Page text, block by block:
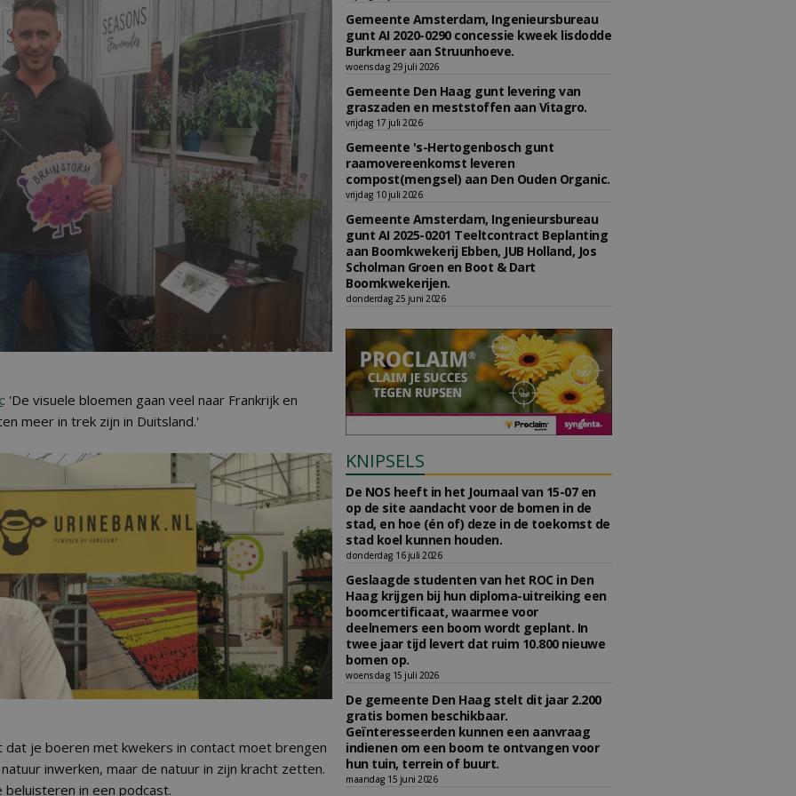
: 'De visuele bloemen gaan veel naar Frankrijk en
meer in trek zijn in Duitsland.'
dat je boeren met kwekers in contact moet brengen
inwerken, maar de natuur in zijn kracht zetten.
in een podcast.
Gemeente Amsterdam, Ingenieursbureau
gunt AI 2020-0290 concessie kweek lisdodde
Burkmeer aan Struunhoeve.
woensdag 29 juli 2026
Gemeente Den Haag gunt levering van
graszaden en meststoffen aan Vitagro.
vrijdag 17 juli 2026
Gemeente 's-Hertogenbosch gunt
raamovereenkomst leveren
compost(mengsel) aan Den Ouden Organic.
vrijdag 10 juli 2026
Gemeente Amsterdam, Ingenieursbureau
gunt AI 2025-0201 Teeltcontract Beplanting
aan Boomkwekerij Ebben, JUB Holland, Jos
Scholman Groen en Boot & Dart
Boomkwekerijen.
donderdag 25 juni 2026
KNIPSELS
De NOS heeft in het Journaal van 15-07 en
op de site aandacht voor de bomen in de
stad, en hoe (én of) deze in de toekomst de
stad koel kunnen houden.
donderdag 16 juli 2026
Geslaagde studenten van het ROC in Den
Haag krijgen bij hun diploma-uitreiking een
boomcertificaat, waarmee voor
deelnemers een boom wordt geplant. In
twee jaar tijd levert dat ruim 10.800 nieuwe
bomen op.
woensdag 15 juli 2026
De gemeente Den Haag stelt dit jaar 2.200
gratis bomen beschikbaar.
Geïnteresseerden kunnen een aanvraag
indienen om een boom te ontvangen voor
hun tuin, terrein of buurt.
maandag 15 juni 2026